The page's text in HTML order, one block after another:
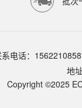
建议在2-8℃或-
内发货。如遇缺
电话：
地
Copyright ©2025